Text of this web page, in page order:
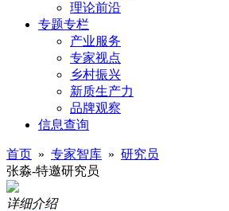
理论前沿
专题专栏
产业服务
专家视点
乡村振兴
新质生产力
品牌观察
信息查询
首页 » 专家智库 » 研究员
张淼-特邀研究员
详细介绍